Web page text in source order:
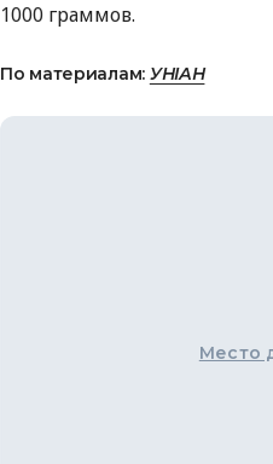
1000 граммов.
По материалам: УНІАН
Место